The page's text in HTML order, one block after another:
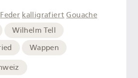
Feder kalligrafiert Gouache
Wilhelm Tell
Wappen